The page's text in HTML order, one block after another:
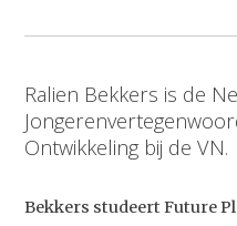
Ralien Bekkers is de
Ontwikkeling bij de VN.
Bekkers studeert Future